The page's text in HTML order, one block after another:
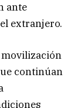
ante
extranjero.
movilización
continúan